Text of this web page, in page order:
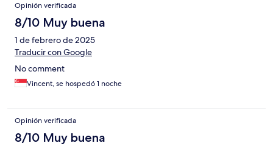
Opinión verificada
8/10 Muy buena
1 de febrero de 2025
Traducir con Google
No comment
Vincent, se hospedó 1 noche
Opinión verificada
8/10 Muy buena